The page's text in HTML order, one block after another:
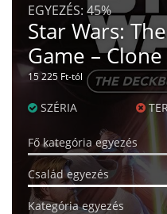
EGYEZÉS: 45%
Star Wars:
Game –
15 225 Ft-tól
SZÉRIA
Fő kategória egyezés
Család egyezés
Kategória egyezés